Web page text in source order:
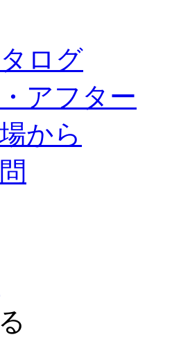
ログ
アフター
から